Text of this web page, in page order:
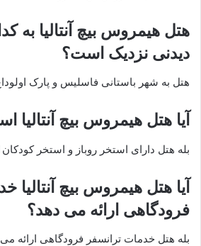
هتل هیمروس بیچ آنتالیا به
دیدنی نزدیک است؟
هتل به شهر باستانی فاسلیس و پارک
آیا هتل هیمروس بیچ آنتالیا
بله هتل دارای استخر روباز و استخر
آیا هتل هیمروس بیچ آنتالیا
فرودگاهی ارائه می دهد؟
بله هتل خدمات ترانسفر فرودگاهی ارائه